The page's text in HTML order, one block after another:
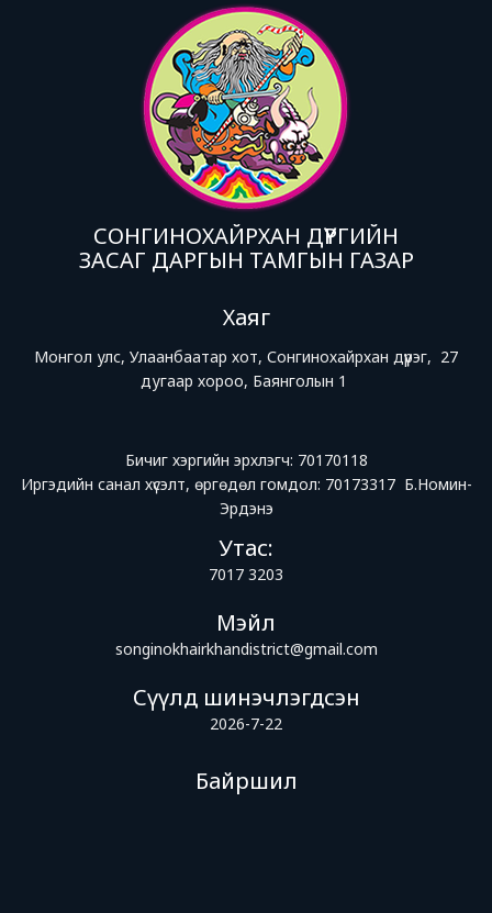
СОНГИНОХАЙРХАН ДҮҮРГИЙН
ЗАСАГ ДАРГЫН ТАМГЫН ГАЗАР
Хаяг
Монгол улс, Улаанбаатар хот, Сонгинохайрхан дүүрэг, 27
дугаар хороо, Баянголын 1
Бичиг хэргийн эрхлэгч: 70170118
Иргэдийн санал хүсэлт, өргөдөл гомдол: 70173317 Б.Номин-
Эрдэнэ
Утас:
7017 3203
Мэйл
songinokhairkhandistrict@gmail.com
Сүүлд шинэчлэгдсэн
2026-7-22
Байршил